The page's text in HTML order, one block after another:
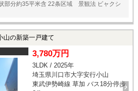
部分約35平米含 22条区域 景観法 ビャクシ
山の新築一戸建て
3,780万円
3LDK / 2025年
埼玉県川口市大字安行小山
東武伊勢崎線 草加 バス18分停歩